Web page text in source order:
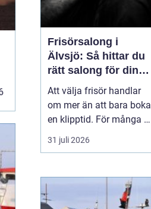
Frisörsalong i
Älvsjö: Så hittar du
rätt salong för din
stil och vardag
Att välja frisör handlar
om mer än att bara boka
en klipptid. För många är
frisörbesöket en paus i
vardagen, en chans att
känna sig mer som sig
själv. I Älvsjö fi...
31 juli 2026